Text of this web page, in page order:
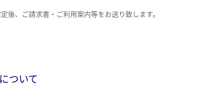
後、ご請求書・ご利用案内等をお送り致します。
ついて